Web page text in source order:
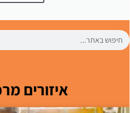
איזורים